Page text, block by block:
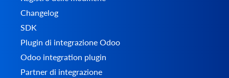
Changelog
SDK
Plugin di integrazione Odoo
Odoo integration plugin
Partner di integrazione